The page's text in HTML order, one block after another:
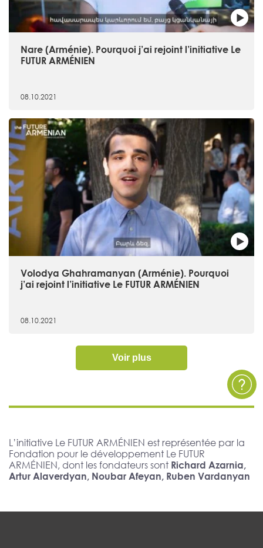
Nare (Arménie). Pourquoi j’ai rejoint l’initiative Le
FUTUR ARMÉNIEN
08.10.2021
Volodya Ghahramanyan (Arménie). Pourquoi
j’ai rejoint l’initiative Le FUTUR ARMÉNIEN
08.10.2021
Voir plus
L’initiative Le FUTUR ARMÉNIEN est représentée par la
Fondation pour le développement Le FUTUR
ARMÉNIEN, dont les fondateurs sont Richard Azarnia,
Artur Alaverdyan, Noubar Afeyan, Ruben Vardanyan